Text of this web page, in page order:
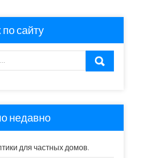
сайту
недавно
для частных домов.